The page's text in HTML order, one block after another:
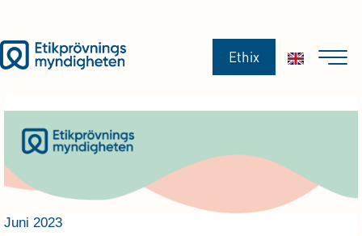
Ethix
Juni 2023